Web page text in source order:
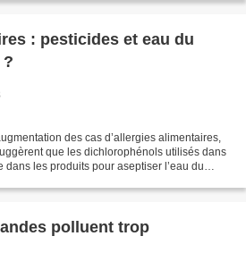
: pesticides et eau du
des cas d’allergies alimentaires,
que les dichlorophénols utilisés dans
les produits pour aseptiser l’eau du
polluent trop